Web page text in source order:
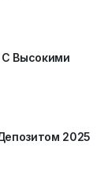
С Высокими
2025